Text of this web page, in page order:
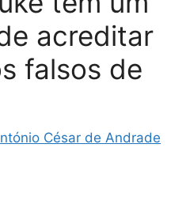
acreditar
falsos de
César de Andrade